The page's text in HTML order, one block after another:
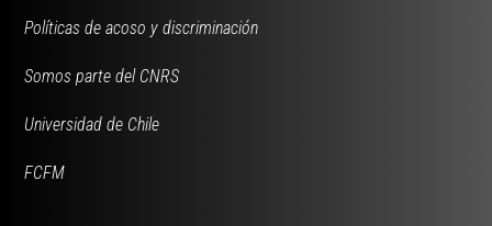
Políticas de acoso y discriminación
Somos parte del CNRS
Universidad de Chile
FCFM